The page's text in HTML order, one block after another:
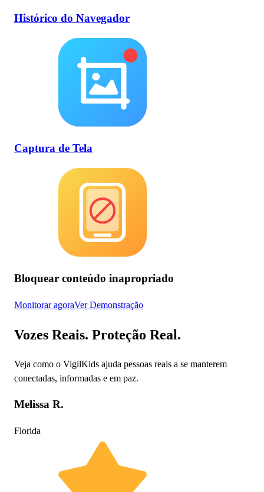
Histórico do Navegador
Captura de Tela
Bloquear conteúdo inapropriado
Monitorar agoraVer Demonstração
Vozes Reais. Proteção Real.
Veja como o VigilKids ajuda pessoas reais a se manterem
conectadas, informadas e em paz.
Melissa R.
Florida